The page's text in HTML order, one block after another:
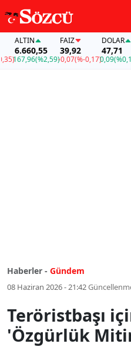
ALTIN
6.660,55
167,96(%2,59)
FAİZ
39,92
-0,07(%-0,17)
DOLAR
47,71
0,09(%0,18)
Haberler - Gündem
08 Haziran 2026 - 21:42
Teröristbaşı
'Özgürlük